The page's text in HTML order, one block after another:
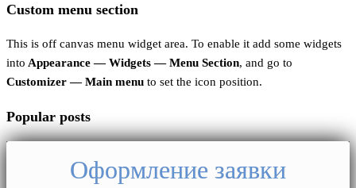
Custom menu section
This is off canvas menu widget area. To enable it add some widgets
into Appearance — Widgets — Menu Section, and go to
Customizer — Main menu to set the icon position.
Popular posts
Оформление заявки